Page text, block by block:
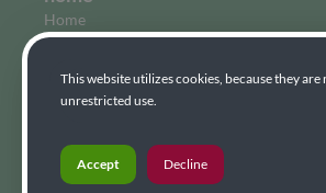
Home
Condizioni generali di mediazioni
Grundsatzerklärung
Giornale "Holzsplitter"
Stampa - info
This website utilizes cookies, because they are
unrestricted use.
Accept Decline